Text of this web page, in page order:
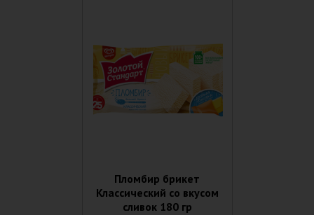
Пломбир брикет
Классический со вкусом
сливок 180 гр